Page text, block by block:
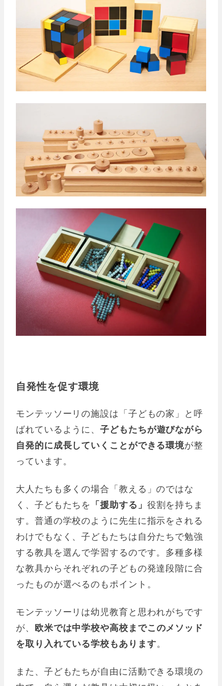
自発性を促す環境
モンテッソーリの施設は「子どもの家」と呼
ばれているように、子どもたちが遊びながら
自発的に成長していくことができる環境が整
っています。
大人たちも多くの場合「教える」のではな
く、子どもたちを 「援助する」 役割を持ちま
す。普通の学校のように先生に指示をされる
わけでもなく、子どもたちは自分たちで勉強
する教具を選んで学習するのです。多種多様
な教具からそれぞれの子どもの発達段階に合
ったものが選べるのもポイント。
モンテッソーリは幼児教育と思われがちです
が、 欧米では中学校や高校までこのメソッド
を取り入れている学校もあります。
また、子どもたちが自由に活動できる環境の